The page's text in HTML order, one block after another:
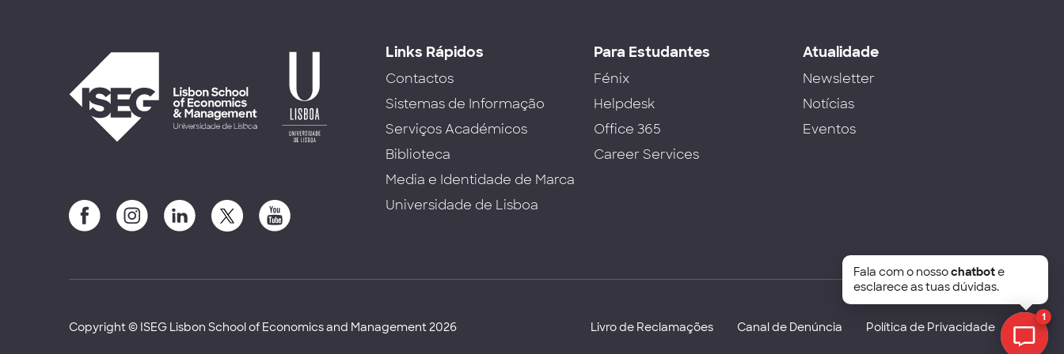
Links Rápidos
Contactos
Sistemas de Informação
Serviços Académicos
Biblioteca
Media e Identidade de Marca
Universidade de Lisboa
Para Estudantes
Fénix
Helpdesk
Office 365
Career Services
Atualidade
Newsletter
Notícias
Eventos
Copyright © ISEG Lisbon School of Economics and Management 2026 Livro de Reclamações Canal de Denúncia Política de Privacidade
1
Fala com o nossochatbote
esclarece as tuas dúvidas.